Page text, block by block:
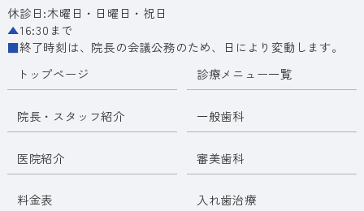
休診日:木曜日・日曜日・祝日
▲16:30まで
■終了時刻は、院長の会議公務のため、日により変動します。
トップページ
院長・スタッフ紹介
医院紹介
料金表
診療メニュー一覧
一般歯科
審美歯科
入れ歯治療